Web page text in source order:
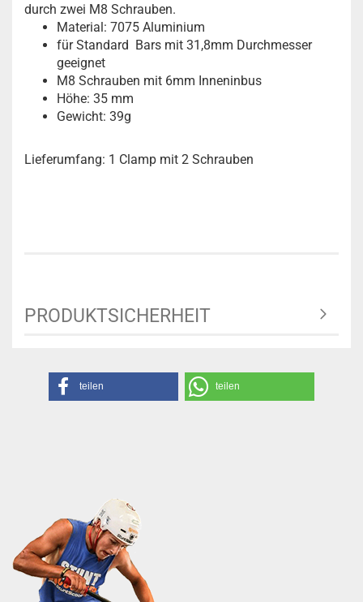
durch zwei M8 Schrauben.
Material: 7075 Aluminium
für Standard Bars mit 31,8mm Durchmesser
geeignet
M8 Schrauben mit 6mm Inneninbus
Höhe: 35 mm
Gewicht: 39g
Lieferumfang: 1 Clamp mit 2 Schrauben
PRODUKTSICHERHEIT
teilen teilen